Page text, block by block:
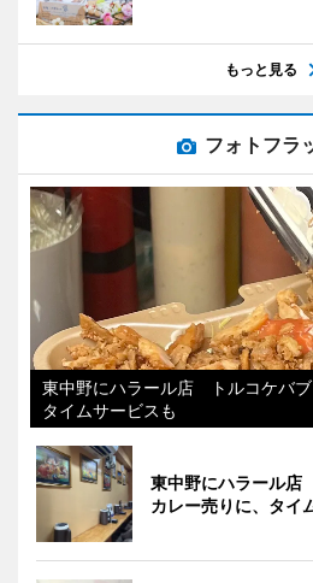
もっと見る
フォトフラ
東中野にハラール店 トルコケバブ
タイムサービスも
東中野にハラール
カレー売りに、タイ